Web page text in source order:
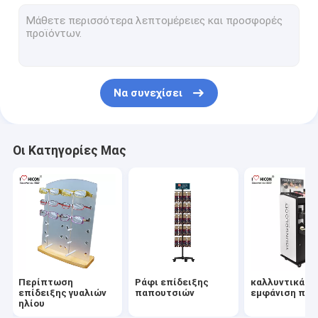
Ηλεκτρονική επίδειξη
Στάση επίδειξης εξαρτημάτων
Μεταλλική εμφάνιση ράφια
Ξύλινα εμφάνιση ράφια
Ακρυλική περίπτωση επίδειξης
στάσεις επίδειξης δαπέδων
Να συνεχίσει
Οι Κατηγορίες Μας
Περίπτωση
επίδειξης γυαλιών
ηλίου
Ράφι επίδειξης
παπουτσιών
καλλυντικά
εμφάνιση